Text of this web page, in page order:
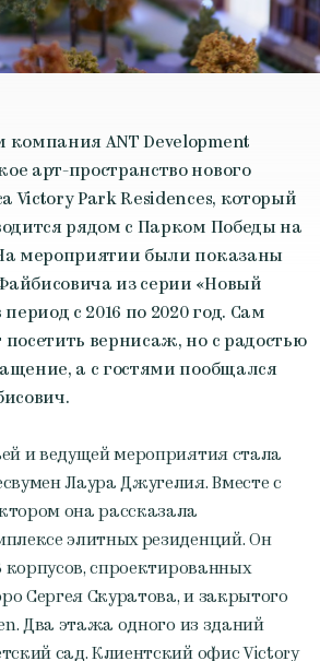
компания ANT Development
арт-пространство нового
Victory Park Residences, который
рядом с Парком Победы на
мероприятии были показаны
из серии «Новый
с 2016 по 2020 год. Сам
вернисаж, но с радостью
а с гостями пообщался
и ведущей мероприятия стала
Лаура Джугелия. Вместе с
она рассказала
элитных резиденций. Он
корпусов, спроектированных
Сергея Скуратова, и закрытого
Два этажа одного из зданий
сад. Клиентский офис Victory